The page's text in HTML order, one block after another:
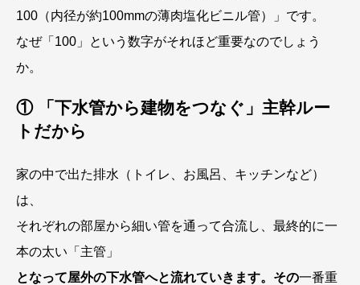
100（内径が約100mmの薄肉塩化ビニル管）」です。
なぜ「100」という数字がそれほど重要なのでしょう
か。
① 「下水管から建物をつなぐ」主幹ルー
トだから
家の中で出た排水（トイレ、お風呂、キッチンなど）
は、
それぞれの部屋から細い管を通って合流し、最終的に一
本の太い「主管」
となって屋外の下水管へと流れていきます。その一番重